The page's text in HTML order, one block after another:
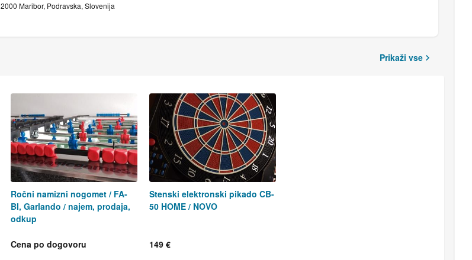
2000 Maribor, Podravska, Slovenija
Prikaži vse
Ročni namizni nogomet / FA-
BI, Garlando / najem, prodaja,
odkup
Cena po dogovoru
Stenski elektronski pikado CB-
50 HOME / NOVO
149 €